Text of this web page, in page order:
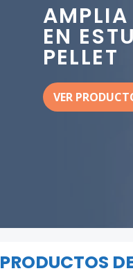
AMPLIA
EN
PELLET
VER
PRODUCTOS